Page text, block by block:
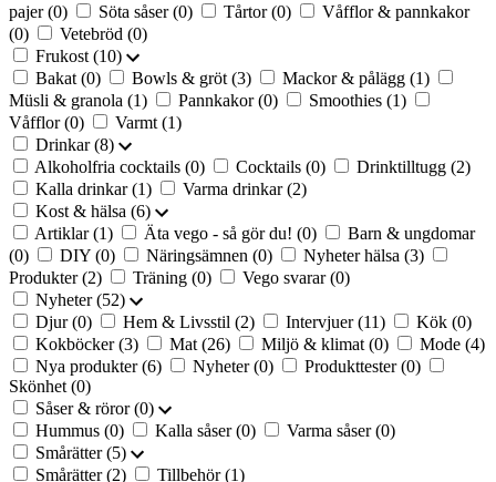
pajer(0) Söta såser(0) Tårtor(0)
Våfflor & pannkakor
(0)
Vetebröd (0)
Frukost (10)
Bakat (0) Bowls & gröt (3) Mackor & pålägg (1)
Müsli & granola (1) Pannkakor(0) Smoothies (1)
Våfflor(0) Varmt (1)
Drinkar(8)
Alkoholfria cocktails (0) Cocktails (0) Drinktilltugg (2)
Kalla drinkar(1) Varma drinkar(2)
Kost & hälsa (6)
Artiklar(1) Äta vego - så gör du! (0)
Barn & ungdomar
(0)
DIY (0) Näringsämnen (0) Nyheter hälsa (3)
Produkter(2) Träning (0) Vego svarar(0)
Nyheter(52)
Djur(0) Hem & Livsstil (2) Intervjuer(11) Kök (0)
Kokböcker(3) Mat (26) Miljö & klimat (0) Mode (4)
Nya produkter(6) Nyheter(0) Produkttester(0)
Skönhet (0)
Såser & röror(0)
Hummus (0) Kalla såser(0) Varma såser(0)
Smårätter(5)
Smårätter(2) Tillbehör(1)